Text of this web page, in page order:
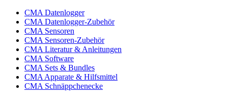
CMA Datenlogger
CMA Datenlogger-Zubehör
CMA Sensoren
CMA Sensoren-Zubehör
CMA Literatur & Anleitungen
CMA Software
CMA Sets & Bundles
CMA Apparate & Hilfsmittel
CMA Schnäppchenecke